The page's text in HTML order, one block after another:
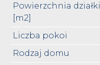
Powierzchnia działki
[m2]
Liczba pokoi
Rodzaj domu